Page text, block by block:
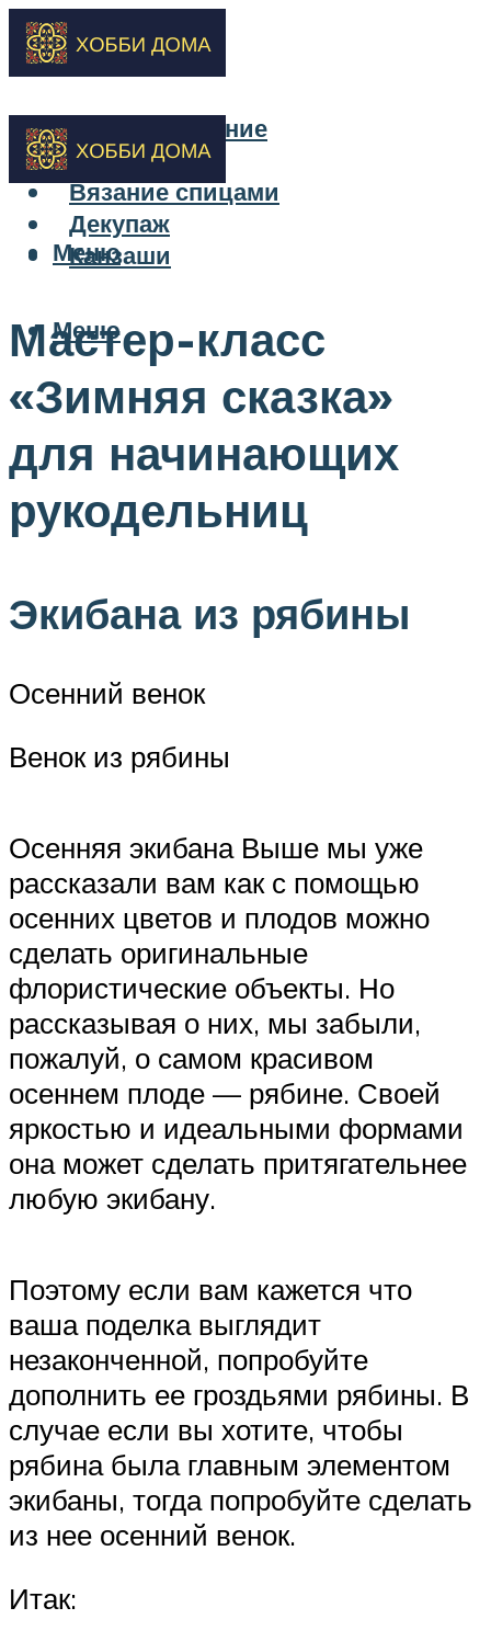
Бисероплетение
Вышивка
Вязание спицами
Декупаж
Канзаши
Меню
Меню
Мастер-класс
«Зимняя сказка»
для начинающих
рукодельниц
Экибана из рябины
Осенний венок
Венок из рябины
Осенняя экибана Выше мы уже
рассказали вам как с помощью
осенних цветов и плодов можно
сделать оригинальные
флористические объекты. Но
рассказывая о них, мы забыли,
пожалуй, о самом красивом
осеннем плоде — рябине. Своей
яркостью и идеальными формами
она может сделать притягательнее
любую экибану.
Поэтому если вам кажется что
ваша поделка выглядит
незаконченной, попробуйте
дополнить ее гроздьями рябины. В
случае если вы хотите, чтобы
рябина была главным элементом
экибаны, тогда попробуйте сделать
из нее осенний венок.
Итак: